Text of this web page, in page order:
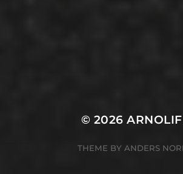
© 2026
THEME BY ANDERS